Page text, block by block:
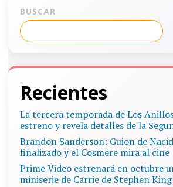
BUSCAR
Recientes
La tercera temporada de Los
estreno y revela detalles de la
Brandon Sanderson: Guion de
finalizado y el Cosmere mira al cine
Prime Video estrenará en octubre
miniserie de Carrie de Stephen King